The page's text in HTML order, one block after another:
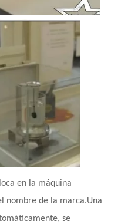
en la máquina
nombre de la marca.Una
se